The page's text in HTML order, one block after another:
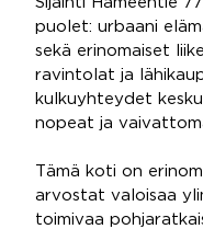
puolet: urbaani
sekä erinomaiset
ravintolat ja
kulkuyhteydet
nopeat ja
Tämä koti on
arvostat valoisaa
toimivaa